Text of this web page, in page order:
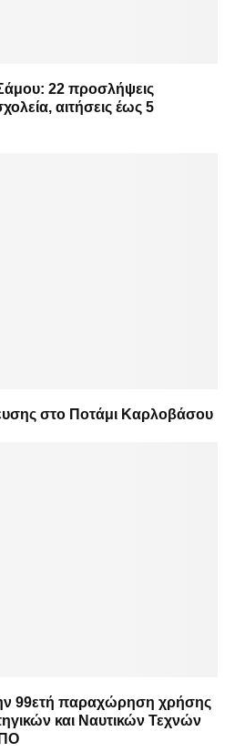
22 προσλήψεις
αιτήσεις έως 5
στο Ποτάμι Καρλοβάσου
99ετή παραχώρηση χρήσης
και Ναυτικών Τεχνών